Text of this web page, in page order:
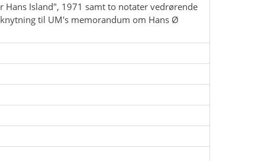
Island", 1971 samt to notater vedrørende
til UM's memorandum om Hans Ø